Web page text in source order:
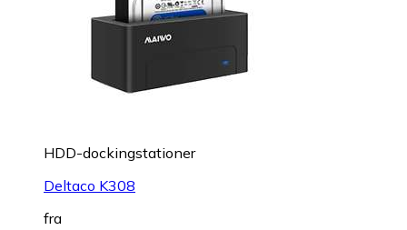
HDD-dockingstationer
Deltaco K308
fra